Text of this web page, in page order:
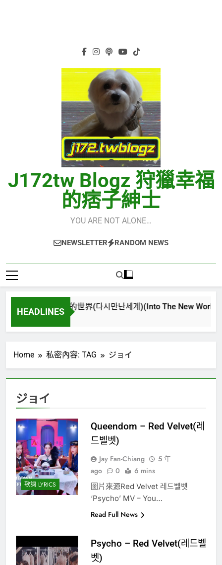
J172tw Blogz 狩獵幸福
的痞子紳士
YOU ARE NOT ALONE…
NEWSLETTER RANDOM NEWS
HEADLINES
再次重逢的世界(다시만난세계)(Into The New World)
Home 私密內容: TAG ジョイ
ジョイ
歌詞 LYRICS
Queendom – Red Velvet(레
드벨벳)
Jay Fan-Chiang
5 年
ago
0 6 mins
圖片來源Red Velvet 레드벨벳
‘Psycho’ MV – You…
Read Full News
Psycho – Red Velvet(레드벨
벳)